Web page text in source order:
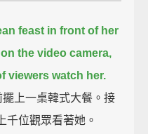
feast in front of her
the video camera,
viewers watch her.
上一桌韓式大餐。接
千位觀眾看著她。